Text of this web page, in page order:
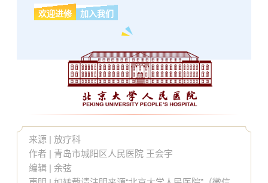
欢迎进修 加入我们
来源 | 放疗科
作者 | 青岛市城阳区人民医院 王会宇
编辑 | 余弦